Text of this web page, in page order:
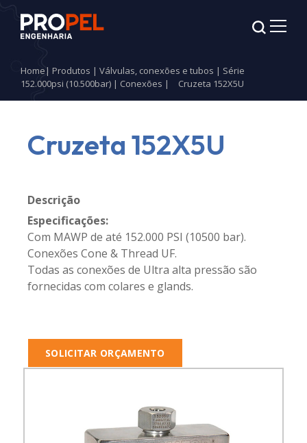
Home| Produtos | Válvulas, conexões e tubos | Série
152.000psi (10.500bar) | Conexões | Cruzeta 152X5U
Cruzeta 152X5U
Descrição
Especificações:
Com MAWP de até 152.000 PSI (10500 bar).
Conexões Cone & Thread UF.
Todas as conexões de Ultra alta pressão são
fornecidas com colares e glands.
SOLICITAR ORÇAMENTO